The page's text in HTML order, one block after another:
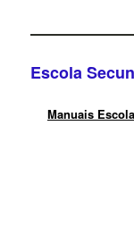
Escola
Manuais